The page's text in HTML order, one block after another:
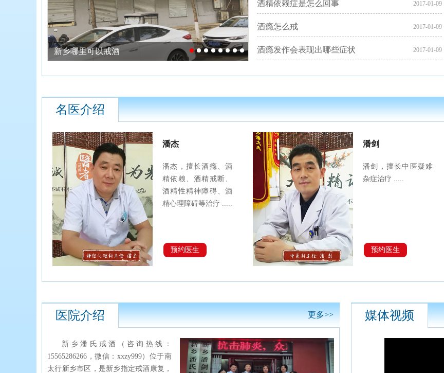
酒精戒断综合症
酒精依赖症是怎么回事 2017-01-09
酒瘾怎么戒 2017-01-09
酒瘾发作会表现出哪些症状 2017-01-09
名医介绍
潘杰
潘杰，擅长酒瘾、酒
精依赖、酒精戒断、
酒精性精神障碍、酒
精心理障碍等治疗 .....
预约医生
潘剑
潘剑，擅长中医疑难
杂症治疗 .....
预约医生
医院介绍 更多>>
新乡潘氏戒酒（咨询热线：
15565286266，微信：xxzy999）位于南
太行新乡市区，是新乡指定戒酒康复，
媒体视频